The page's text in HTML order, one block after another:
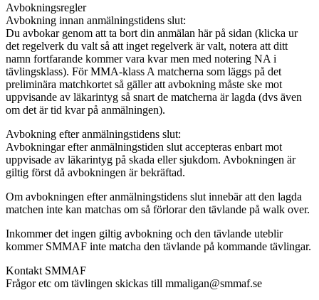
Avbokningsregler
Avbokning innan anmälningstidens slut:
Du avbokar genom att ta bort din anmälan här på sidan (klicka ur
det regelverk du valt så att inget regelverk är valt, notera att ditt
namn fortfarande kommer vara kvar men med notering NA i
tävlingsklass). För MMA-klass A matcherna som läggs på det
preliminära matchkortet så gäller att avbokning måste ske mot
uppvisande av läkarintyg så snart de matcherna är lagda (dvs även
om det är tid kvar på anmälningen).
Avbokning efter anmälningstidens slut:
Avbokningar efter anmälningstiden slut accepteras enbart mot
uppvisade av läkarintyg på skada eller sjukdom. Avbokningen är
giltig först då avbokningen är bekräftad.
Om avbokningen efter anmälningstidens slut innebär att den lagda
matchen inte kan matchas om så förlorar den tävlande på walk over.
Inkommer det ingen giltig avbokning och den tävlande uteblir
kommer SMMAF inte matcha den tävlande på kommande tävlingar.
Kontakt SMMAF
Frågor etc om tävlingen skickas till mmaligan@smmaf.se